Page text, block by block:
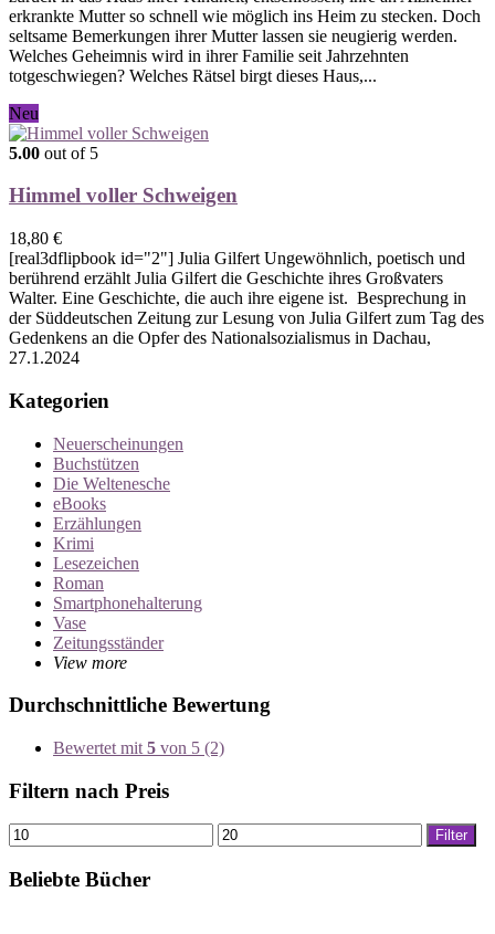
erkrankte Mutter so schnell wie möglich ins Heim zu stecken. Doch
seltsame Bemerkungen ihrer Mutter lassen sie neugierig werden.
Welches Geheimnis wird in ihrer Familie seit Jahrzehnten
totgeschwiegen? Welches Rätsel birgt dieses Haus,...
Dieses
Produkt
weist
Varianten
Die
Optionen
können
auf
der
Produktseite
gewählt
Neu
5.00 out of 5
Himmel voller Schweigen
18,80 €
[real3dflipbook id="2"] Julia Gilfert Ungewöhnlich, poetisch und
berührend erzählt Julia Gilfert die Geschichte ihres Großvaters
Walter. Eine Geschichte, die auch ihre eigene ist. Besprechung in
der Süddeutschen Zeitung zur Lesung von Julia Gilfert zum Tag des
Gedenkens an die Opfer des Nationalsozialismus in Dachau,
27.1.2024
Kategorien
Neuerscheinungen
Buchstützen
Die Weltenesche
eBooks
Erzählungen
Krimi
Lesezeichen
Roman
Smartphonehalterung
Vase
Zeitungsständer
View more
Durchschnittliche Bewertung
Bewertet mit 5 von 5 (2)
Filtern nach Preis
Min.
Preis
Max.
Preis
Filter
Beliebte Bücher